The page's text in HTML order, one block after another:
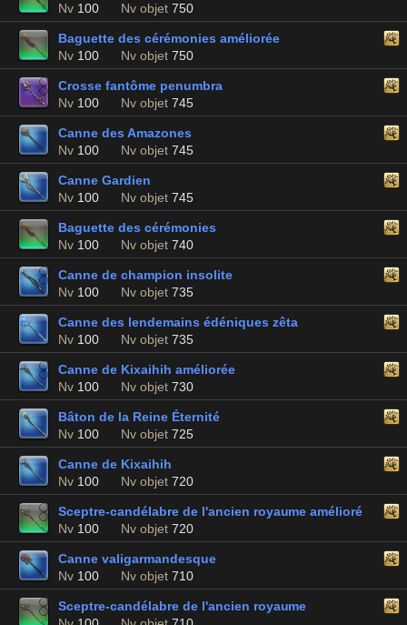
Nv 100 Nv objet 750
Baguette des cérémonies améliorée
Nv 100 Nv objet 750
Crosse fantôme penumbra
Nv 100 Nv objet 745
Canne des Amazones
Nv 100 Nv objet 745
Canne Gardien
Nv 100 Nv objet 745
Baguette des cérémonies
Nv 100 Nv objet 740
Canne de champion insolite
Nv 100 Nv objet 735
Canne des lendemains édéniques zêta
Nv 100 Nv objet 735
Canne de Kixaihih améliorée
Nv 100 Nv objet 730
Bâton de la Reine Éternité
Nv 100 Nv objet 725
Canne de Kixaihih
Nv 100 Nv objet 720
Sceptre-candélabre de l'ancien royaume amélioré
Nv 100 Nv objet 720
Canne valigarmandesque
Nv 100 Nv objet 710
Sceptre-candélabre de l'ancien royaume